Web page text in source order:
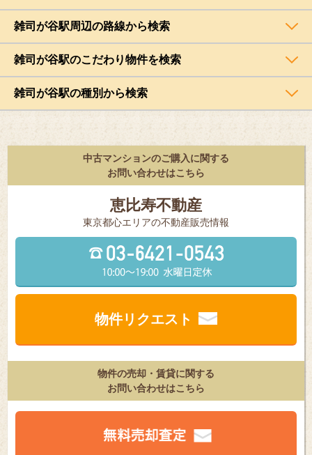
雑司が谷駅周辺の路線から検索
雑司が谷駅のこだわり物件を検索
雑司が谷駅の種別から検索
中古マンションのご購入に関する
お問い合わせはこちら
恵比寿不動産
東京都⼼エリアの不動産販売情報
物件リクエスト
物件の売却・賃貸に関する
お問い合わせはこちら